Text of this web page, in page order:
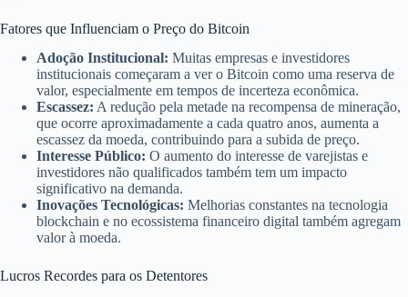
Fatores que Influenciam o Preço do Bitcoin
Adoção Institucional: Muitas empresas e investidores
institucionais começaram a ver o Bitcoin como uma reserva de
valor, especialmente em tempos de incerteza econômica.
Escassez: A redução pela metade na recompensa de mineração,
que ocorre aproximadamente a cada quatro anos, aumenta a
escassez da moeda, contribuindo para a subida de preço.
Interesse Público: O aumento do interesse de varejistas e
investidores não qualificados também tem um impacto
significativo na demanda.
Inovações Tecnológicas: Melhorias constantes na tecnologia
blockchain e no ecossistema financeiro digital também agregam
valor à moeda.
Lucros Recordes para os Detentores